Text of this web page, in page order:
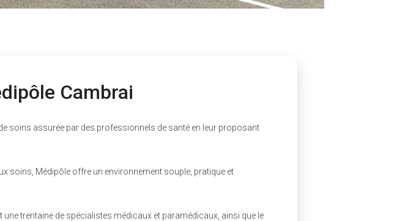
Cambrai
soins assurée par des professionnels de santé en leur proposant
soins, Médipôle offre un environnement souple, pratique et
trentaine de spécialistes médicaux et paramédicaux, ainsi que le